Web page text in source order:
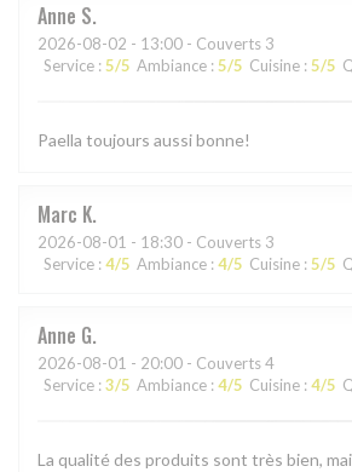
Anne S
2026-08-02 - 13:00 - Couverts 3
Service : 5/5 Ambiance : 5/5 Cuisine : 5/5
Paella toujours aussi bonne!
Marc K
2026-08-01 - 18:30 - Couverts 3
Service : 4/5 Ambiance : 4/5 Cuisine : 5/5
Anne G
2026-08-01 - 20:00 - Couverts 4
Service : 3/5 Ambiance : 4/5 Cuisine : 4/5
La qualité des produits sont très bien,